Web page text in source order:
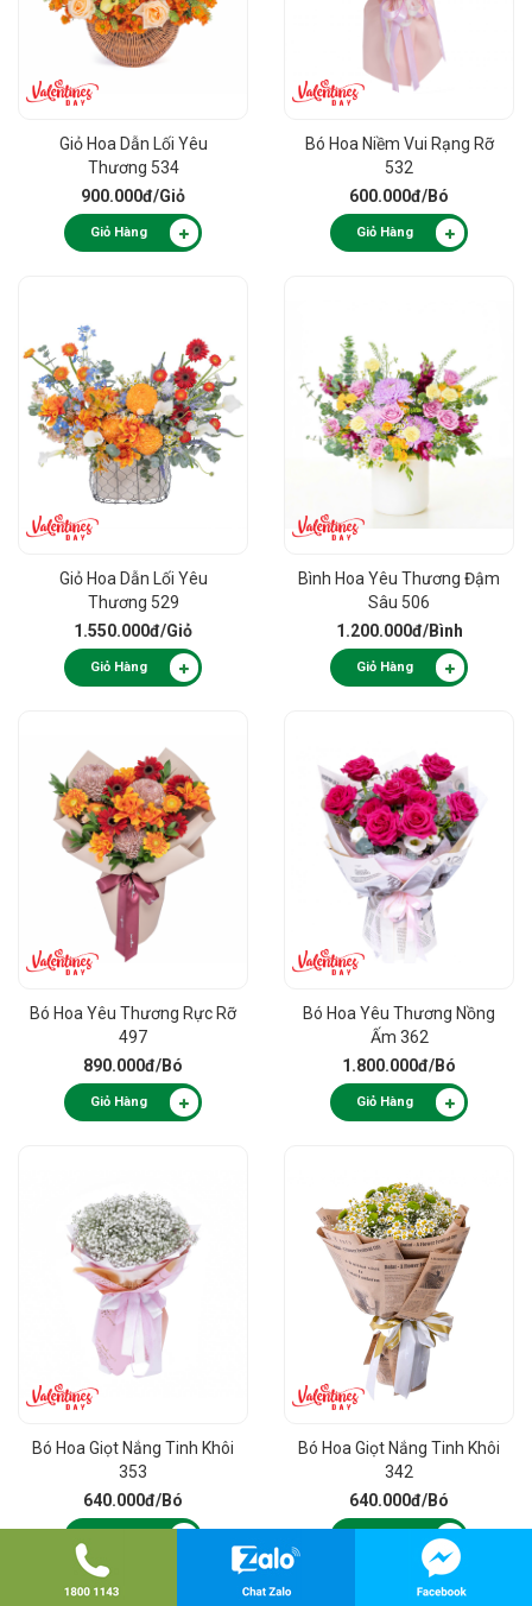
Giỏ Hoa Dẫn Lối Yêu
Thương 534
900.000đ/Giỏ
Giỏ Hàng
Bó Hoa Niềm Vui Rạng Rỡ
532
600.000đ/Bó
Giỏ Hàng
Giỏ Hoa Dẫn Lối Yêu
Thương 529
1.550.000đ/Giỏ
Giỏ Hàng
Bình Hoa Yêu Thương Đậm
Sâu 506
1.200.000đ/Bình
Giỏ Hàng
Bó Hoa Yêu Thương Rực Rỡ
497
890.000đ/Bó
Giỏ Hàng
Bó Hoa Yêu Thương Nồng
Ấm 362
1.800.000đ/Bó
Giỏ Hàng
Bó Hoa Giọt Nắng Tinh Khôi
353
640.000đ/Bó
Bó Hoa Giọt Nắng Tinh Khôi
342
640.000đ/Bó